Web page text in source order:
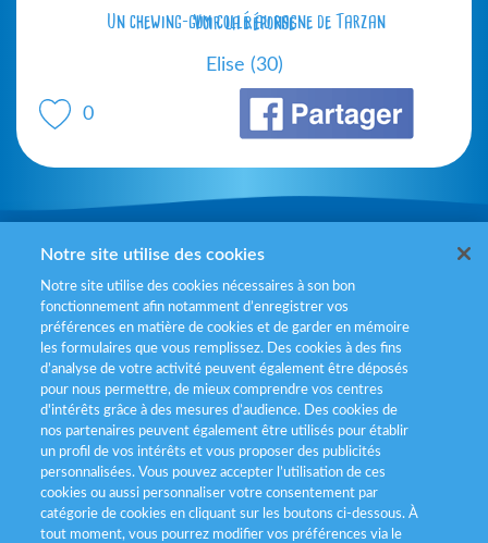
Voir la réponse
Un chewing-gum collé au pagne de Tarzan
0
Elise (30)
Mentions légales
Politiques de gestion des cookies
Politique données personnelles
Services consommateurs
Déclaration d’accessibilité
Notre site utilise des cookies
Notre site utilise des cookies nécessaires à son bon
fonctionnement afin notamment d’enregistrer vos
préférences en matière de cookies et de garder en mémoire
les formulaires que vous remplissez. Des cookies à des fins
d’analyse de votre activité peuvent également être déposés
pour nous permettre, de mieux comprendre vos centres
d'intérêts grâce à des mesures d’audience. Des cookies de
nos partenaires peuvent également être utilisés pour établir
un profil de vos intérêts et vous proposer des publicités
personnalisées. Vous pouvez accepter l’utilisation de ces
cookies ou aussi personnaliser votre consentement par
catégorie de cookies en cliquant sur les boutons ci-dessous. À
tout moment, vous pourrez modifier vos préférences via le